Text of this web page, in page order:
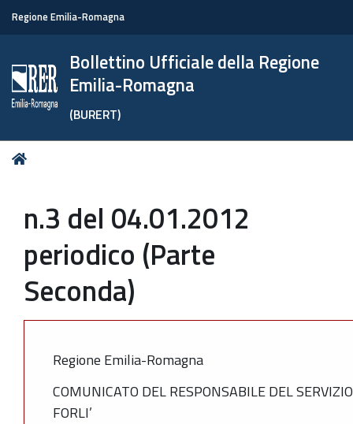
Regione Emilia-Romagna
Bollettino Ufficiale della Regione
Emilia-Romagna
(BURERT)
Tu
n.3 del 04.01.2012
periodico (Parte
Seconda)
Regione Emilia-Romagna
COMUNICATO DEL RESPONSABILE DEL
FORLI’